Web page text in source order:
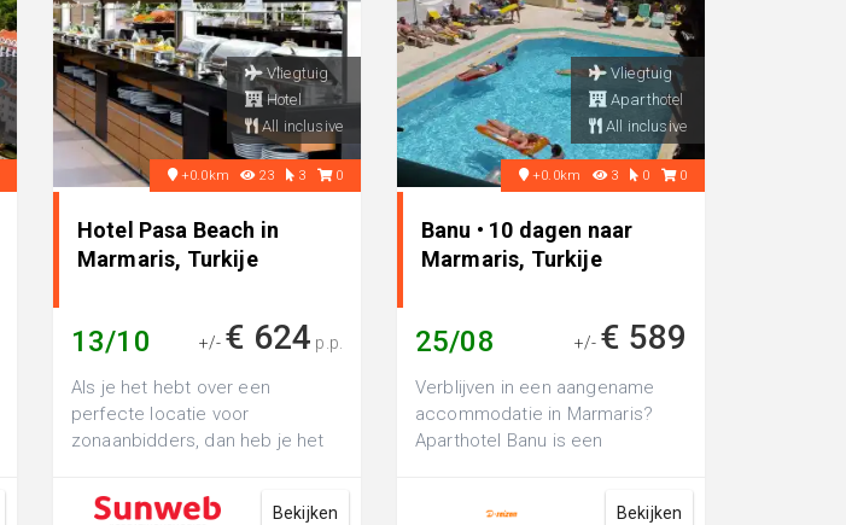
Vliegtuig
Hotel
All inclusive
+0.0km 23 3 0
Hotel Pasa Beach in
Marmaris, Turkije
13/10 +/- € 624 p.p.
Als je het hebt over een
perfecte locatie voor
zonaanbidders, dan heb je het
Marmaris. Deze accomm...
Bekijken
Vliegtuig
Aparthotel
All inclusive
+0.0km 3 0 0
Banu • 10 dagen naar
Marmaris, Turkije
25/08 +/- € 589
Verblijven in een aangename
accommodatie in Marmaris?
Aparthotel Banu is een
aparthotel, perfect voor...
Bekijken